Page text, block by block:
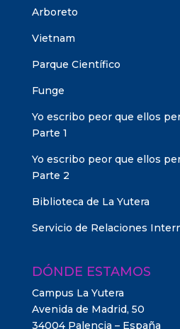
Arboreto
Vietnam
Parque Científico
Funge
Yo escribo peor que ellos
Parte 1
Yo escribo peor que ellos
Parte 2
Biblioteca de La Yutera
Servicio de Relaciones
DÓNDE ESTAMOS
Campus La Yutera
Avenida de Madrid, 50
34004 Palencia – España